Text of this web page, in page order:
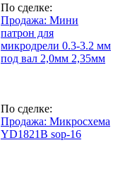
По сделке:
Продажа: Мини
патрон для
микродрели 0.3-3.2 мм
под вал 2,0мм 2,35мм
По сделке:
Продажа: Микросхема
YD1821B sop-16